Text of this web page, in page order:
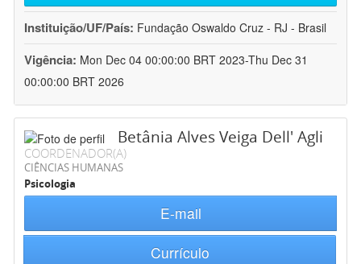
Instituição/UF/País: Fundação Oswaldo Cruz - RJ - Brasil
Vigência: Mon Dec 04 00:00:00 BRT 2023-Thu Dec 31
00:00:00 BRT 2026
Betânia Alves Veiga Dell' Agli
COORDENADOR(A)
CIÊNCIAS HUMANAS
Psicologia
E-mail
Currículo